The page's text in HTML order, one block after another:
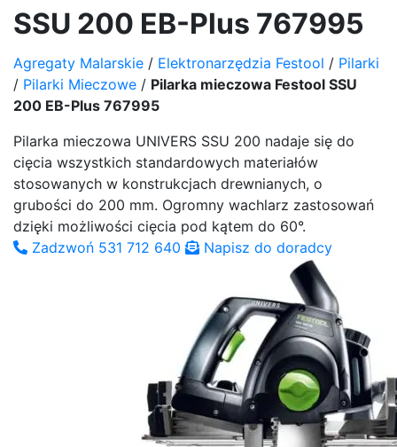
SSU 200 EB-Plus 767995
Agregaty Malarskie / Elektronarzędzia Festool / Pilarki
/ Pilarki Mieczowe / Pilarka mieczowa Festool SSU
200 EB-Plus 767995
Pilarka mieczowa UNIVERS SSU 200 nadaje się do
cięcia wszystkich standardowych materiałów
stosowanych w konstrukcjach drewnianych, o
grubości do 200 mm. Ogromny wachlarz zastosowań
dzięki możliwości cięcia pod kątem do 60°.
Zadzwoń 531 712 640 Napisz do doradcy